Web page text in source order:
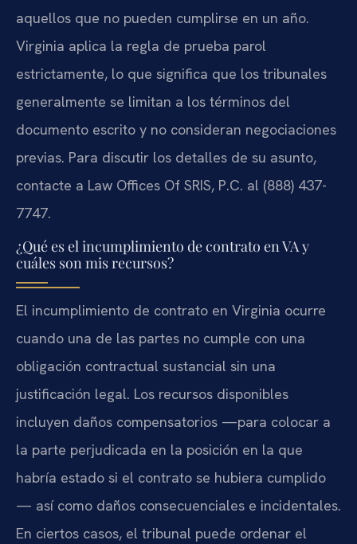
aquellos que no pueden cumplirse en un año.
Virginia aplica la regla de prueba parol
estrictamente, lo que significa que los tribunales
generalmente se limitan a los términos del
documento escrito y no consideran negociaciones
previas. Para discutir los detalles de su asunto,
contacte a Law Offices Of SRIS, P.C. al (888) 437-
7747.
¿Qué es el incumplimiento de contrato en VA y
cuáles son mis recursos?
El incumplimiento de contrato en Virginia ocurre
cuando una de las partes no cumple con una
obligación contractual sustancial sin una
justificación legal. Los recursos disponibles
incluyen daños compensatorios —para colocar a
la parte perjudicada en la posición en la que
habría estado si el contrato se hubiera cumplido
— así como daños consecuenciales e incidentales.
En ciertos casos, el tribunal puede ordenar el